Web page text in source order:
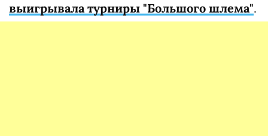
выигрывала турниры "Большого шлема".